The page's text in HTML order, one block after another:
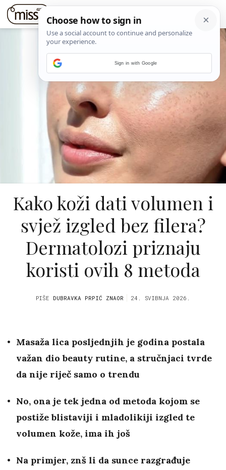
Kako koži dati volumen i
svjež izgled bez filera?
Dermatolozi priznaju
koristi ovih 8 metoda
PIŠE DUBRAVKA PRPIĆ ZNAOR 24. SVIBNJA 2026.
Masaža lica posljednjih je godina postala
važan dio beauty rutine, a stručnjaci tvrde
da nije riječ samo o trendu
No, ona je tek jedna od metoda kojom se
postiže blistaviji i mladolikiji izgled te
volumen kože, ima ih još
Na primjer, znš li da sunce razgrađuje
Sign in with Google